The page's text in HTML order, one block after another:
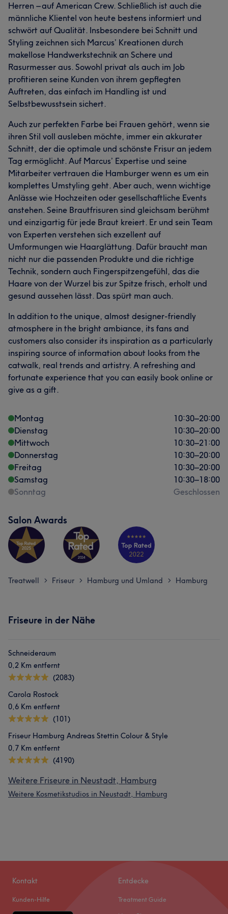
Herren – auf American Crew. Schließlich ist auch die
männliche Klientel von heute bestens informiert und
schwört auf Qualität. Insbesondere bei Schnitt und
Styling zeichnen sich Marcus’ Kreationen durch
makellose Handwerkstechnik an Schere und
Rasurmesser aus. Sowohl privat als auch im Job
profitieren seine Kunden von ihrem gepflegten
Auftreten, das einfach im Handling ist und
Selbstbewusstsein sichert.
Auch zur perfekten Farbe bei Frauen gehört, wenn sie
ihren Stil voll ausleben möchte, immer ein akkurater
Schnitt, der die optimale und schönste Frisur an jedem
Tag ermöglicht. Auf Marcus’ Expertise und seine
Mitarbeiter vertrauen die Hamburger wenn es um ein
komplettes Umstyling geht. Aber auch, wenn wichtige
Anlässe wie Hochzeiten oder gesellschaftliche Events
anstehen. Seine Brautfrisuren sind gleichsam berühmt
und einzigartig für jede Braut kreiert. Er und sein Team
von Experten verstehen sich exzellent auf
Umformungen wie Haarglättung. Dafür braucht man
nicht nur die passenden Produkte und die richtige
Technik, sondern auch Fingerspitzengefühl, das die
Haare von der Wurzel bis zur Spitze frisch, erholt und
gesund aussehen lässt. Das spürt man auch.
In addition to the unique, almost designer-friendly
atmosphere in the bright ambiance, its fans and
customers also consider its inspiration as a particularly
inspiring source of information about looks from the
catwalk, real trends and artistry. A refreshing and
fortunate experience that you can easily book online or
give as a gift.
Montag 10:30–20:00
Dienstag
10:30–20:00
Mittwoch
10:30–21:00
Donnerstag
10:30–20:00
Freitag
10:30–20:00
Samstag
10:30–18:00
Sonntag
Geschlossen
Salon Awards
Treatwell > Friseur > Hamburg und Umland > Hamburg
Friseure in der Nähe
Schneideraum
0,2 Km entfernt
(2083)
Carola Rostock
0,6 Km entfernt
(101)
Friseur Hamburg Andreas Stettin Colour & Style
0,7 Km entfernt
(4190)
Weitere Friseure in Neustadt, Hamburg
Weitere Kosmetikstudios in Neustadt, Hamburg
Kontakt
Kunden-Hilfe
Entdecke
Treatment Guide